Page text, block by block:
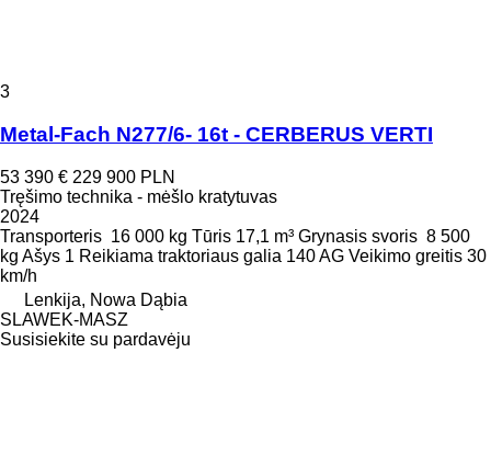
3
Metal-Fach N277/6- 16t - CERBERUS VERTI
53 390 € 229 900 PLN
Tręšimo technika - mėšlo kratytuvas
2024
Transporteris 16 000 kg Tūris 17,1 m³ Grynasis svoris 8 500
kg Ašys 1 Reikiama traktoriaus galia 140 AG Veikimo greitis 30
km/h
Lenkija, Nowa Dąbia
SLAWEK-MASZ
Susisiekite su pardavėju